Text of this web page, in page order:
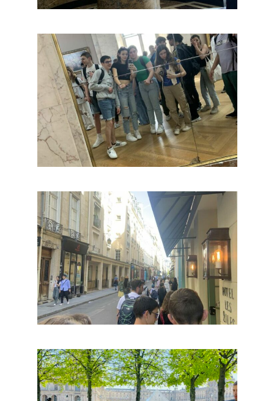
Charte informatique
fonds sociaux
Le règlement de la
restauration